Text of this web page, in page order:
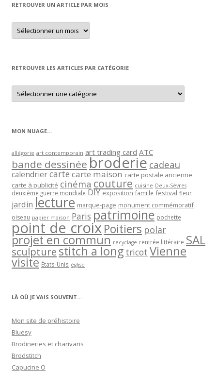
RETROUVER UN ARTICLE PAR MOIS
Retrouver
un
article
RETROUVER LES ARTICLES PAR CATÉGORIE
Retrouver
les
articles
MON NUAGE…
allégorie art contemporain art trading card ATC
bande dessinée broderie cadeau
calendriercartecarte maison carte postale ancienne
carte à publicité cinéma couture cuisine Deux-Sèvres
deuxième guerre mondiale DIY exposition famille festival fleur
jardin lecture marque-page monument commémoratif
oiseau papier maison Paris patrimoine pochette
point de croixPoitiers polar
projet en commun recyclage rentrée littéraire SAL
sculpturestitch a long tricot Vienne
visite États-Unis église
LÀ OÙ JE VAIS SOUVENT…
Mon site de préhistoire
Bluesy
Brodineries et charivaris
Brodstitch
Capucine O